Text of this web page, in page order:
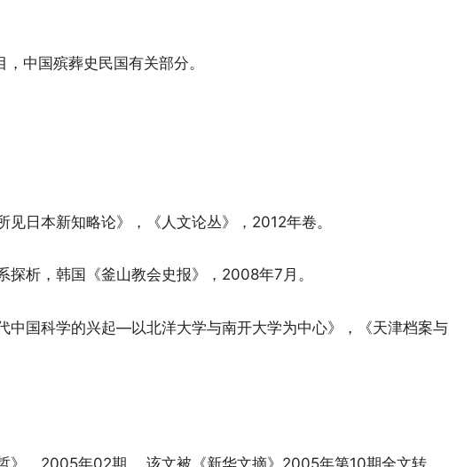
中国殡葬史民国有关部分。
见日本新知略论》，《人文论丛》，2012年卷。
探析，韩国《釜山教会史报》，2008年7月。
中国科学的兴起—以北洋大学与南开大学为中心》，《天津档案与
》，2005年02期 。该文被《新华文摘》2005年第10期全文转